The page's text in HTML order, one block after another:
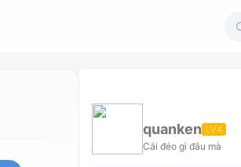
quanken LV4
Cái đéo gì đâu mà